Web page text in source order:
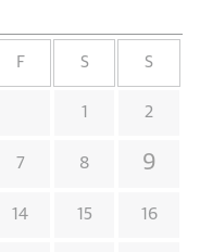
F S S
1 2
7 8 9
14 15 16